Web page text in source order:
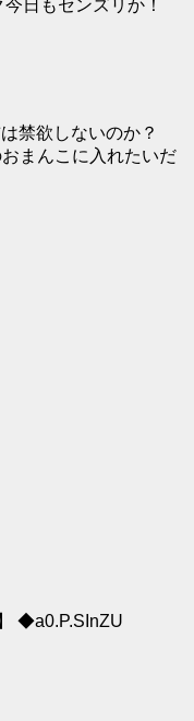
もセンズリか！
禁欲しないのか？
まんこに入れたいだ
◆a0.P.SInZU